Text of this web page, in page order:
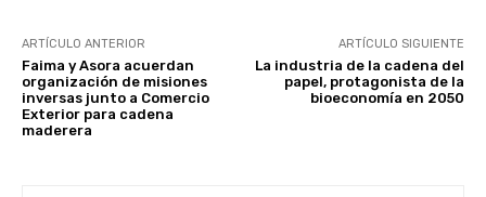
ARTÍCULO ANTERIOR
Faima y Asora acuerdan
organización de misiones
inversas junto a Comercio
Exterior para cadena
maderera
ARTÍCULO SIGUIENTE
La industria de la cadena del
papel, protagonista de la
bioeconomía en 2050